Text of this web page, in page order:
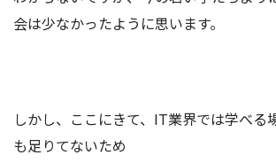
会は少なかったように思います。
しかし、ここにきて、IT業界では学べる
も足りてないため